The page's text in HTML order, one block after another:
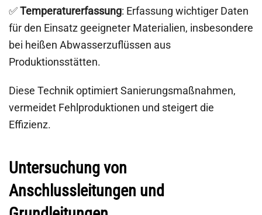
✅Temperaturerfassung: Erfassung wichtiger Daten
für den Einsatz geeigneter Materialien, insbesondere
bei heißen Abwasserzuflüssen aus
Produktionsstätten.
Diese Technik optimiert Sanierungsmaßnahmen,
vermeidet Fehlproduktionen und steigert die
Effizienz.
Untersuchung von
Anschlussleitungen und